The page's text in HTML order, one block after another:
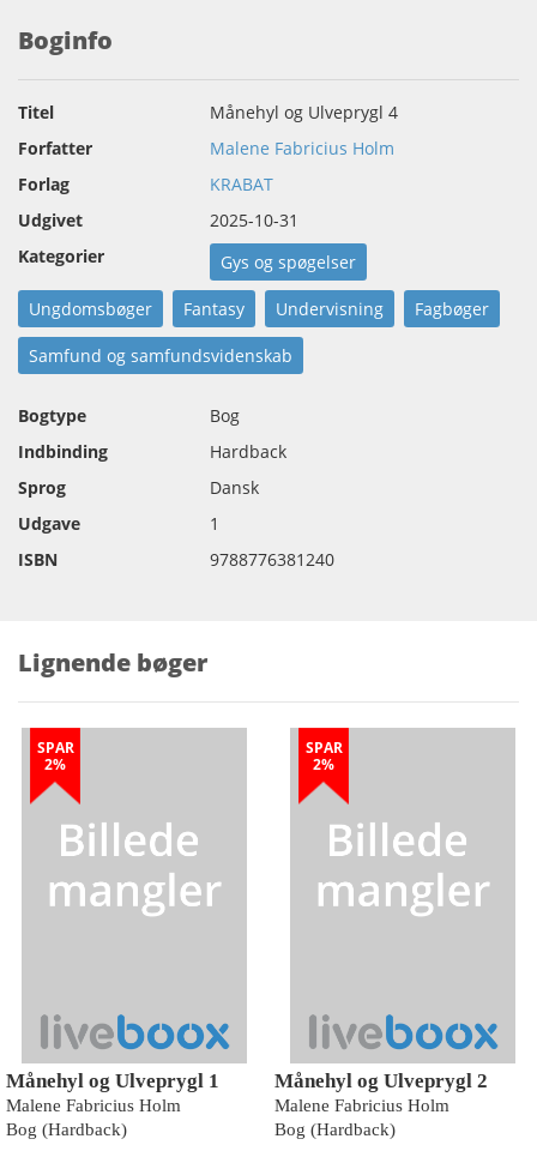
Boginfo
Titel
Månehyl og Ulveprygl 4
Forfatter
Malene Fabricius Holm
Forlag
KRABAT
Udgivet
2025-10-31
Kategorier
Gys og spøgelser
Ungdomsbøger Fantasy Undervisning Fagbøger
Samfund og samfundsvidenskab
Bogtype
Bog
Indbinding
Hardback
Sprog
Dansk
Udgave
1
ISBN
9788776381240
Lignende bøger
SPAR
2%
Månehyl og Ulveprygl 1
Malene Fabricius Holm
Bog (Hardback)
SPAR
2%
Månehyl og Ulveprygl 2
Malene Fabricius Holm
Bog (Hardback)